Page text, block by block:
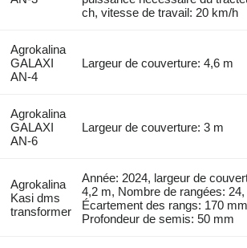
ch, vitesse de travail: 20 km/h
Agrokalina
GALAXI
AN-4
Largeur de couverture: 4,6 m
Agrokalina
GALAXI
AN-6
Largeur de couverture: 3 m
Agrokalina
Kasi dms
transformer
Année: 2024, largeur de
4,2 m, Nombre de rangées: 24,
Écartement des rangs: 170
Profondeur de semis: 50 mm